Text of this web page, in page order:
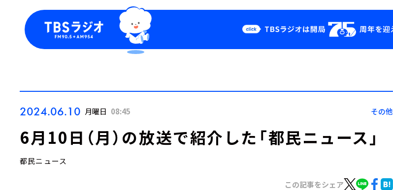
Podcast
YouTube
2024.06.10 月曜日 08:45 その他
6月10日（月）の放送で紹介した「都民ニュース」
都民ニュース
この記事をシェア